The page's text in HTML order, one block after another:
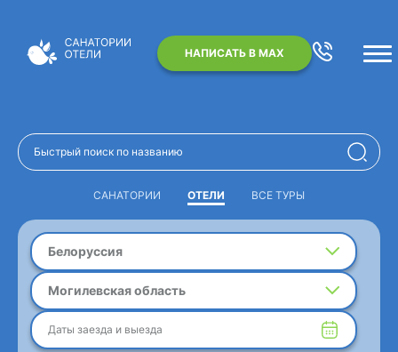
НАПИСАТЬ В MAX
САНАТОРИИ ОТЕЛИ ВСЕ ТУРЫ
Белоруссия
Могилевская область
Даты заезда и выезда